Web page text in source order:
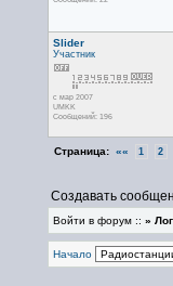
Slider
Участник
с мар 2007
UMKK
Сообщений: 196
Страница: «« 1 2
Создавать
Войти в форум :: »
Начало